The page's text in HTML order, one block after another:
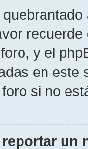
y el
en este
si no
un